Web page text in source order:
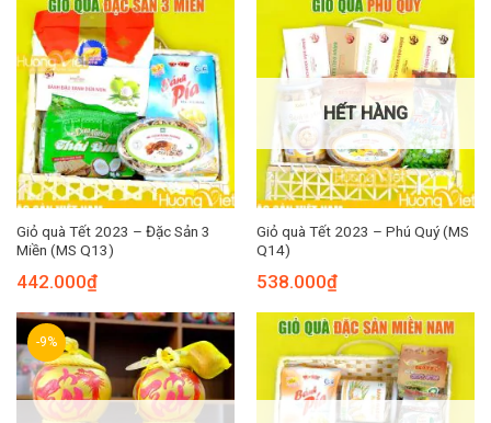
Giỏ quà Tết 2023 – Đặc Sản 3
Miền (MS Q13)
442.000₫
HẾT HÀNG
Giỏ quà Tết 2023 – Phú Quý (MS
Q14)
538.000₫
-9%